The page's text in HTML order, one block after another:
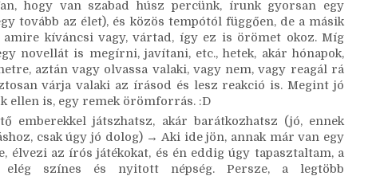
nem kell annyira szuperjóra, hibátlanra írni, így
napokba egynek a megírása (persze, játszadozhatsz te a
ha pont ezért jönnél, és így szereted, szabad, csak
hogy van szabad húsz percünk, írunk gyorsan egy
tovább az élet), és közös tempótól függően, de a másik
amire kíváncsi vagy, vártad, így ez is örömet okoz. Míg
novellát is megírni, javítani, etc., hetek, akár hónapok,
aztán vagy olvassa valaki, vagy nem, vagy reagál rá
várja valaki az írásod és lesz reakció is. Megint jó
ellen is, egy remek örömforrás. :D